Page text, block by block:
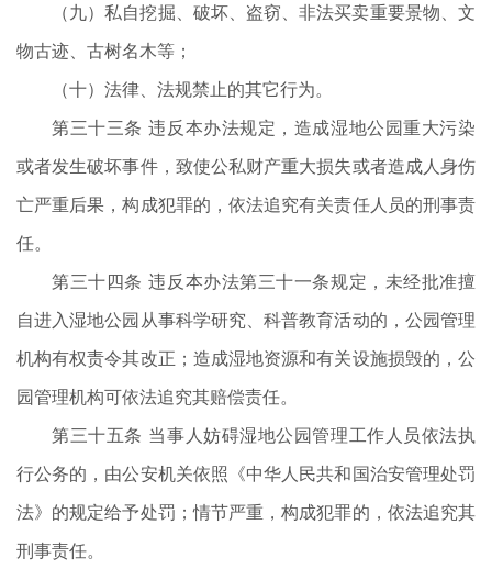
（九）私自挖掘、破坏、盗窃、非法买卖重要景物、文
物古迹、古树名木等；
（十）法律、法规禁止的其它行为。
第三十三条 违反本办法规定，造成湿地公园重大污染
或者发生破坏事件，致使公私财产重大损失或者造成人身伤
亡严重后果，构成犯罪的，依法追究有关责任人员的刑事责
任。
第三十四条 违反本办法第三十一条规定，未经批准擅
自进入湿地公园从事科学研究、科普教育活动的，公园管理
机构有权责令其改正；造成湿地资源和有关设施损毁的，公
园管理机构可依法追究其赔偿责任。
第三十五条 当事人妨碍湿地公园管理工作人员依法执
行公务的，由公安机关依照《中华人民共和国治安管理处罚
法》的规定给予处罚；情节严重，构成犯罪的，依法追究其
刑事责任。